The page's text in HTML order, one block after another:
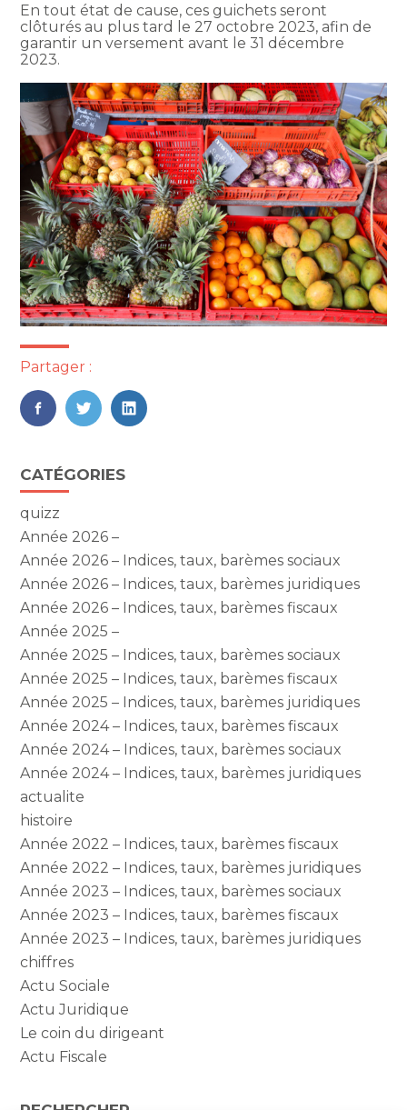
En tout état de cause, ces guichets seront
clôturés au plus tard le 27 octobre 2023, afin de
garantir un versement avant le 31 décembre
2023.
Partager :
FaceBook
TwitterLinkedIn
Blog
sidebar
CATÉGORIES
quizz
Année 2026 –
Année 2026 – Indices, taux, barèmes sociaux
Année 2026 – Indices, taux, barèmes juridiques
Année 2026 – Indices, taux, barèmes fiscaux
Année 2025 –
Année 2025 – Indices, taux, barèmes sociaux
Année 2025 – Indices, taux, barèmes fiscaux
Année 2025 – Indices, taux, barèmes juridiques
Année 2024 – Indices, taux, barèmes fiscaux
Année 2024 – Indices, taux, barèmes sociaux
Année 2024 – Indices, taux, barèmes juridiques
actualite
histoire
Année 2022 – Indices, taux, barèmes fiscaux
Année 2022 – Indices, taux, barèmes juridiques
Année 2023 – Indices, taux, barèmes sociaux
Année 2023 – Indices, taux, barèmes fiscaux
Année 2023 – Indices, taux, barèmes juridiques
chiffres
Actu Sociale
Actu Juridique
Le coin du dirigeant
Actu Fiscale